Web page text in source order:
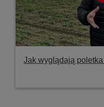
Jak wyglądają